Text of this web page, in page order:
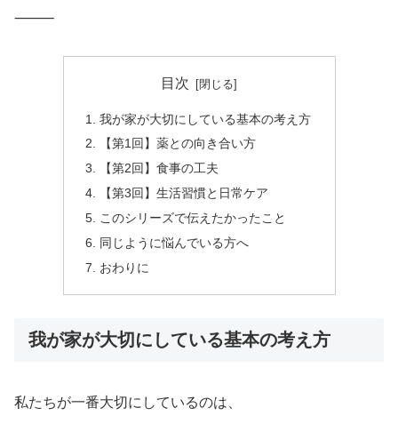
⸻
目次
我が家が大切にしている基本の考え方
【第1回】薬との向き合い方
【第2回】食事の工夫
【第3回】生活習慣と日常ケア
このシリーズで伝えたかったこと
同じように悩んでいる方へ
おわりに
我が家が大切にしている基本の考え方
私たちが一番大切にしているのは、